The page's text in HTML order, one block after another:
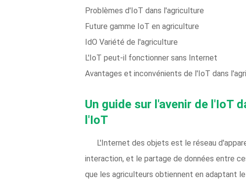
Problèmes d'IoT dans l'agriculture
Future gamme IoT en agriculture
IdO Variété de l'agriculture
L'IoT peut-il fonctionner sans Internet
Avantages et inconvénients de l'IoT dans
Un guide sur l'avenir de l'IoT
l'IoT
L'Internet des objets est le réseau
interaction, et le partage de données entre
que les agriculteurs obtiennent en adaptant